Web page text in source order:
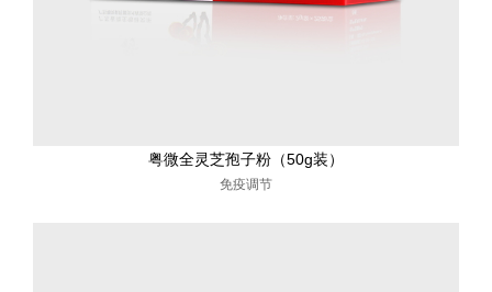
粤微全灵芝孢子粉（50g装）
免疫调节